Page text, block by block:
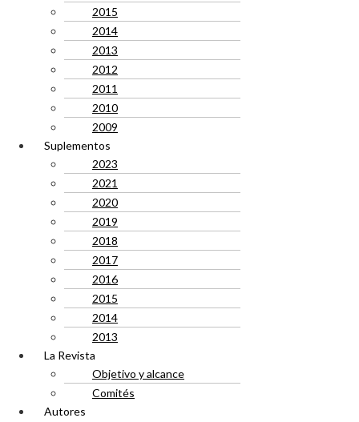
2015
2014
2013
2012
2011
2010
2009
Suplementos
2023
2021
2020
2019
2018
2017
2016
2015
2014
2013
La Revista
Objetivo y alcance
Comités
Autores